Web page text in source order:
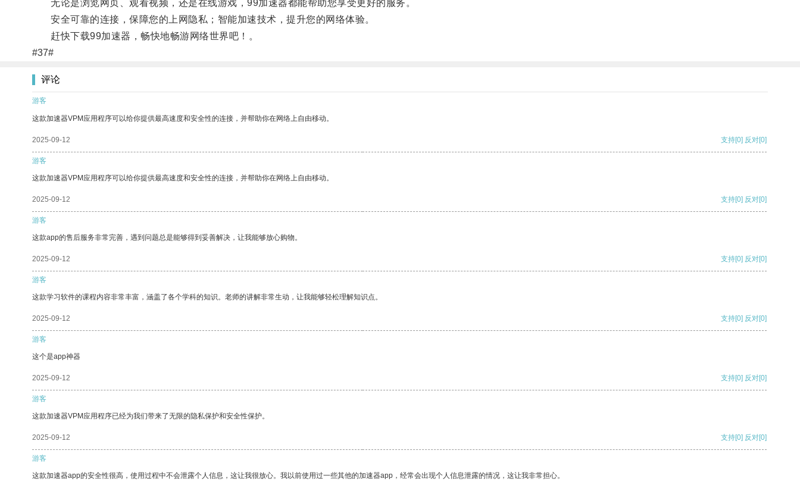
无论是浏览网页、观看视频，还是在线游戏，99加速器都能帮助您享受更好的服务。
安全可靠的连接，保障您的上网隐私；智能加速技术，提升您的网络体验。
赶快下载99加速器，畅快地畅游网络世界吧！。
#37#
评论
游客
这款加速器VPM应用程序可以给你提供最高速度和安全性的连接，并帮助你在网络上自由移动。
2025-09-12 支持[0] 反对[0]
游客
这款加速器VPM应用程序可以给你提供最高速度和安全性的连接，并帮助你在网络上自由移动。
2025-09-12 支持[0] 反对[0]
游客
这款app的售后服务非常完善，遇到问题总是能够得到妥善解决，让我能够放心购物。
2025-09-12 支持[0] 反对[0]
游客
这款学习软件的课程内容非常丰富，涵盖了各个学科的知识。老师的讲解非常生动，让我能够轻松理解知识点。
2025-09-12 支持[0] 反对[0]
游客
这个是app神器
2025-09-12 支持[0] 反对[0]
游客
这款加速器VPM应用程序已经为我们带来了无限的隐私保护和安全性保护。
2025-09-12 支持[0] 反对[0]
游客
这款加速器app的安全性很高，使用过程中不会泄露个人信息，这让我很放心。我以前使用过一些其他的加速器app，经常会出现个人信息泄露的情况，这让我非常担心。